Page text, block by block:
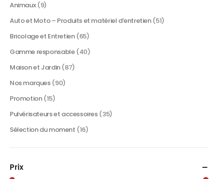
Animaux (9)
Auto et Moto – Produits et matériel d’entretien (51)
Bricolage et Entretien (65)
Gamme responsable (40)
Maison et Jardin (87)
Nos marques (90)
Promotion (15)
Pulvérisateurs et accessoires (35)
Sélection du moment (16)
Prix